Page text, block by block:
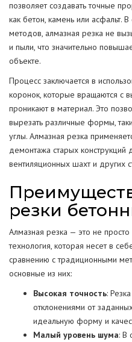
позволяет создавать точные
как бетон, камень или асфальт.
методов, алмазная резка не
и пыли, что значительно
объекте.
Процесс заключается в
коронок, которые вращаются с
проникают в материал. Это
вырезать различные формы,
углы. Алмазная резка
демонтажа старых
вентиляционных шахт и других
резки
Алмазная резка — это не просто
технология, которая несет в
сравнению с традиционными
основные из них:
Высокая точность:
отклонениями от
идеальную форму и
Малый уровень шума: В